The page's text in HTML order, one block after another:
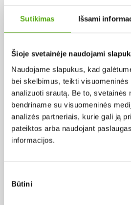
Sutikimas Išsami
Šioje svetainėje naudojami
Naudojame slapukus, kad
bei skelbimus, teikti
analizuoti srautą. Be to, svetainės
bendriname su visuomeninės
analizės partneriais, kurie gali ją
pateiktos arba naudojant
informacijos.
pasirinkimas
Būtini
FR
Pagal abėcėlę:
Rezultatų